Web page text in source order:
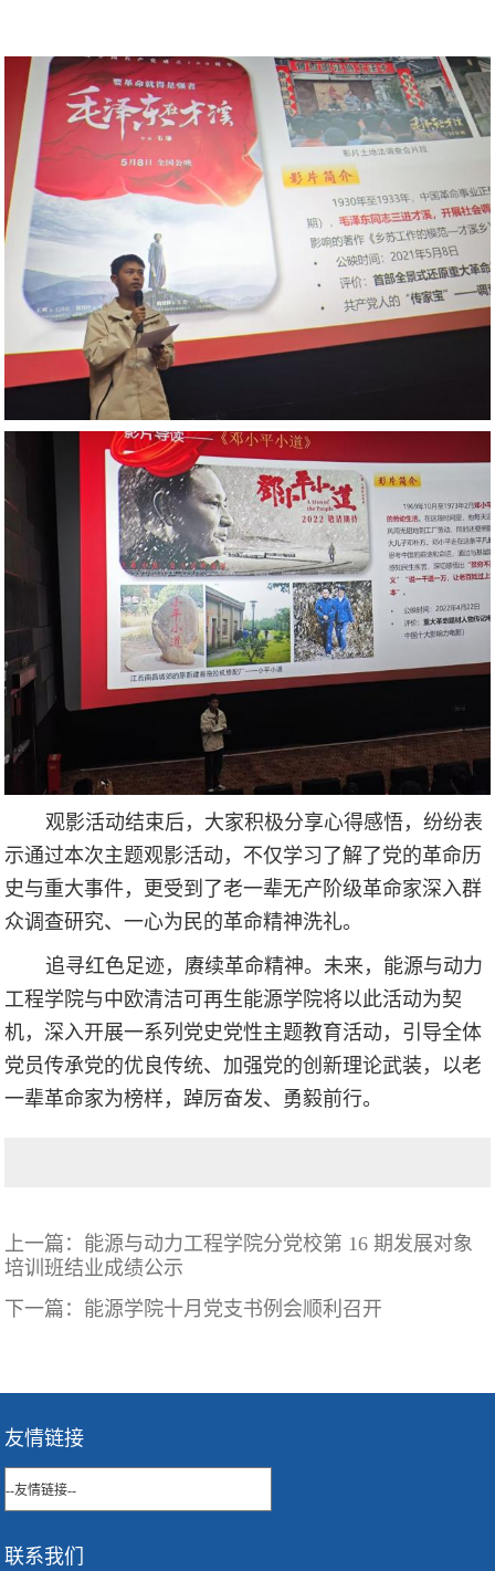
观影活动结束后，大家积极分享心得感悟，纷纷表
示通过本次主题观影活动，不仅学习了解了党的革命历
史与重大事件，更受到了老一辈无产阶级革命家深入群
众调查研究、一心为民的革命精神洗礼。
追寻红色足迹，赓续革命精神。未来，能源与动力
工程学院与中欧清洁可再生能源学院将以此活动为契
机，深入开展一系列党史党性主题教育活动，引导全体
党员传承党的优良传统、加强党的创新理论武装，以老
一辈革命家为榜样，踔厉奋发、勇毅前行。
上一篇： 能源与动力工程学院分党校第 16 期发展对象
培训班结业成绩公示
下一篇： 能源学院十月党支书例会顺利召开
友情链接
联系我们